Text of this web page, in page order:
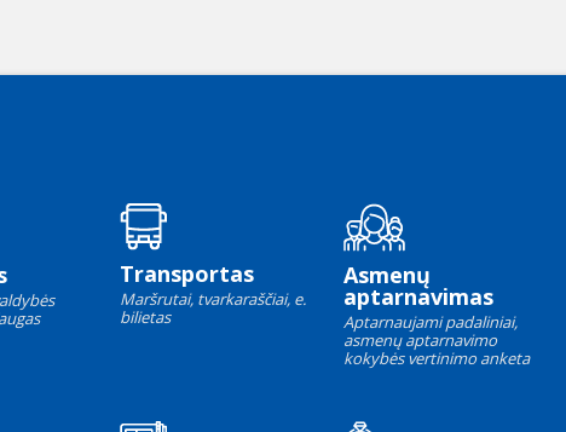
Transportas
Maršrutai, tvarkaraščiai, e.
bilietas
Asmenų
aptarnavimas
Aptarnaujami padaliniai,
asmenų aptarnavimo
kokybės vertinimo anketa